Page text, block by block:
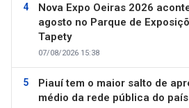
Nova Expo Oeiras 2026
agosto no Parque de
Tapety
07/08/2026 15:38
Piauí tem o maior salto de
médio da rede pública do país